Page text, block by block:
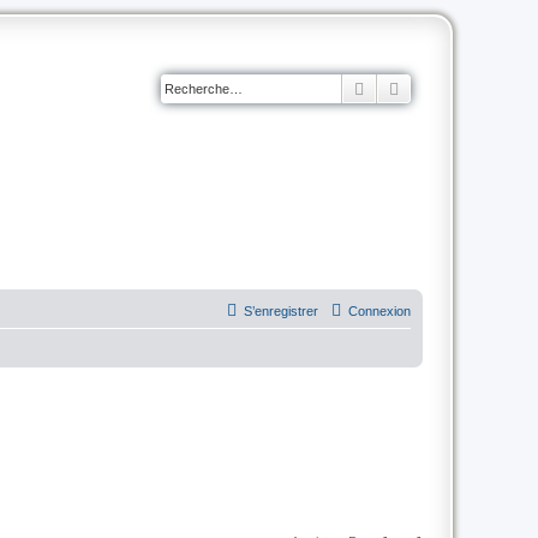
Rechercher
Connexion
S’enregistrer